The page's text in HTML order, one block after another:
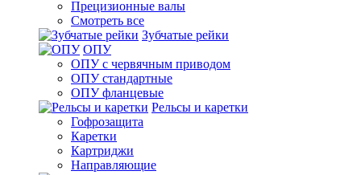
Прецизионные валы
Смотреть все
Зубчатые рейки
ОПУ
ОПУ с червячным приводом
ОПУ стандартные
ОПУ фланцевые
Рельсы и каретки
Гофрозащита
Каретки
Картриджи
Направляющие